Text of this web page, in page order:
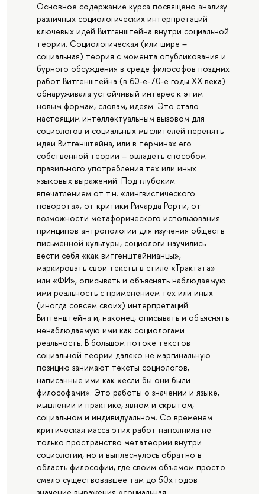
Основное содержание курса посвящено анализу
различных социологических интерпретаций
ключевых идей Витгенштейна внутри социальной
теории. Социологическая (или шире –
социальная) теория с момента опубликования и
бурного обсуждения в среде философов поздних
работ Витгенштейна (в 60-е-70-е годы XX века)
обнаруживала устойчивый интерес к этим
новым формам, словам, идеям. Это стало
настоящим интеллектуальным вызовом для
социологов и социальных мыслителей перенять
идеи Витгенштейна, или в терминах его
собственной теории – овладеть способом
правильного употребления тех или иных
языковых выражений. Под глубоким
впечатлением от т.н. «лингвистического
поворота», от критики Ричарда Рорти, от
возможности метафорического использования
принципов антропологии для изучения обществ
письменной культуры, социологи научились
вести себя «как витгенштейнианцы»,
маркировать свои тексты в стиле «Трактата»
или «ФИ», описывать и объяснять наблюдаемую
ими реальность с применением тех или иных
(иногда совсем своих) интерпретаций
Витгенштейна и, наконец, описывать и объяснять
ненаблюдаемую ими как социологами
реальность. В большом потоке текстов
социальной теории далеко не маргинальную
позицию занимают тексты социологов,
написанные ими как «если бы они были
философами». Это работы о значении и языке,
мышлении и практике, явном и скрытом,
социальном и индивидуальном. Со временем
критическая масса этих работ наполнила не
только пространство метатеории внутри
социологии, но и выплеснулось обратно в
область философии, где своим объемом просто
смело существовавшее там до 50х годов